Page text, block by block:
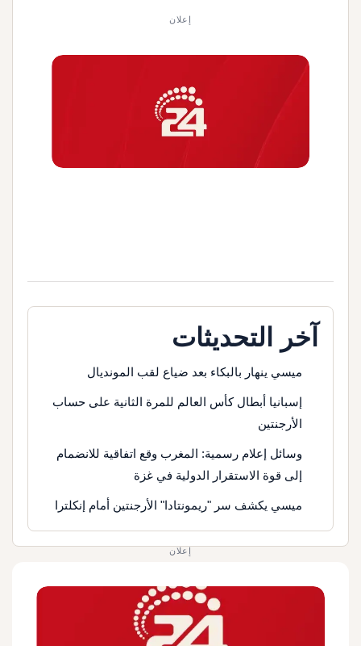
إعلان
آخر التحديثات
ميسي ينهار بالبكاء بعد ضياع لقب المونديال
إسبانيا أبطال كأس العالم للمرة الثانية على حساب
الأرجنتين
وسائل إعلام رسمية: المغرب وقع اتفاقية للانضمام
إلى قوة الاستقرار الدولية في غزة
ميسي يكشف سر "ريمونتادا" الأرجنتين أمام إنكلترا
إعلان